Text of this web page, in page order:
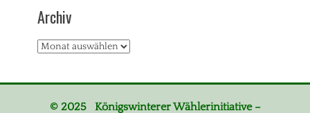
Archiv
Archiv
© 2025 Königswinterer Wählerinitiative –